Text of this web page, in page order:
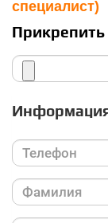
специалист)
Прикрепить